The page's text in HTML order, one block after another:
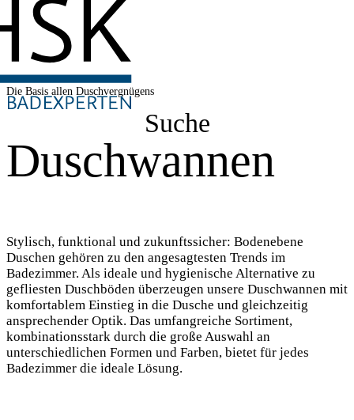
Suche
Die Basis allen Duschvergnügens
Duschwannen
Stylisch, funktional und zukunftssicher: Bodenebene
Duschen gehören zu den angesagtesten Trends im
Badezimmer. Als ideale und hygienische Alternative zu
gefliesten Duschböden überzeugen unsere Duschwannen mit
komfortablem Einstieg in die Dusche und gleichzeitig
ansprechender Optik. Das umfangreiche Sortiment,
kombinationsstark durch die große Auswahl an
unterschiedlichen Formen und Farben, bietet für jedes
Badezimmer die ideale Lösung.